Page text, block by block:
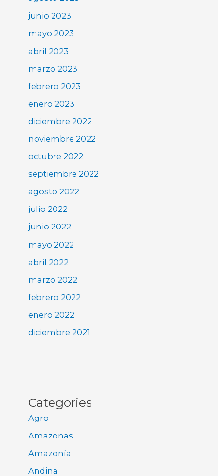
junio 2023
mayo 2023
abril 2023
marzo 2023
febrero 2023
enero 2023
diciembre 2022
noviembre 2022
octubre 2022
septiembre 2022
agosto 2022
julio 2022
junio 2022
mayo 2022
abril 2022
marzo 2022
febrero 2022
enero 2022
diciembre 2021
Categories
Agro
Amazonas
Amazonía
Andina